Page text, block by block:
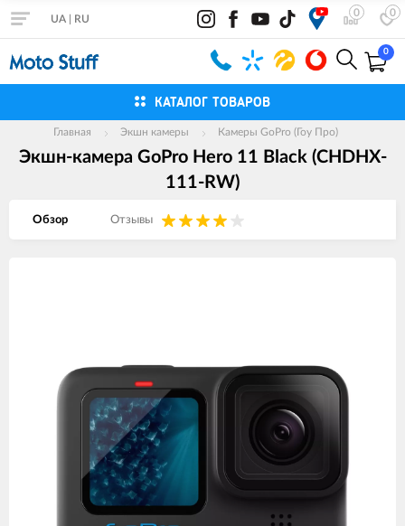
0 0
UA RU
0
КАТАЛОГ ТОВАРОВ
Главная Экшн камеры Камеры GoPro (Гоу Про)
Экшн-камера GoPro Hero 11 Black (CHDHX-
111-RW)
Обзор Отзывы